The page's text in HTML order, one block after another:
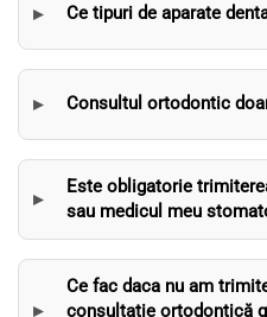
Ce tipuri de aparate
Consultul ortodontic
Este obligatorie
sau medicul meu
Ce fac daca nu am
consultație ortodontică